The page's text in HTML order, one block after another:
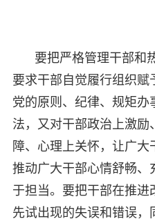
要把严格管理干部和
要求干部自觉履行组织赋
党的原则、纪律、规矩办
法，又对干部政治上激
障、心理上关怀，让广大
推动广大干部心情舒畅、
于担当。要把干部在推
先试出现的失误和错误